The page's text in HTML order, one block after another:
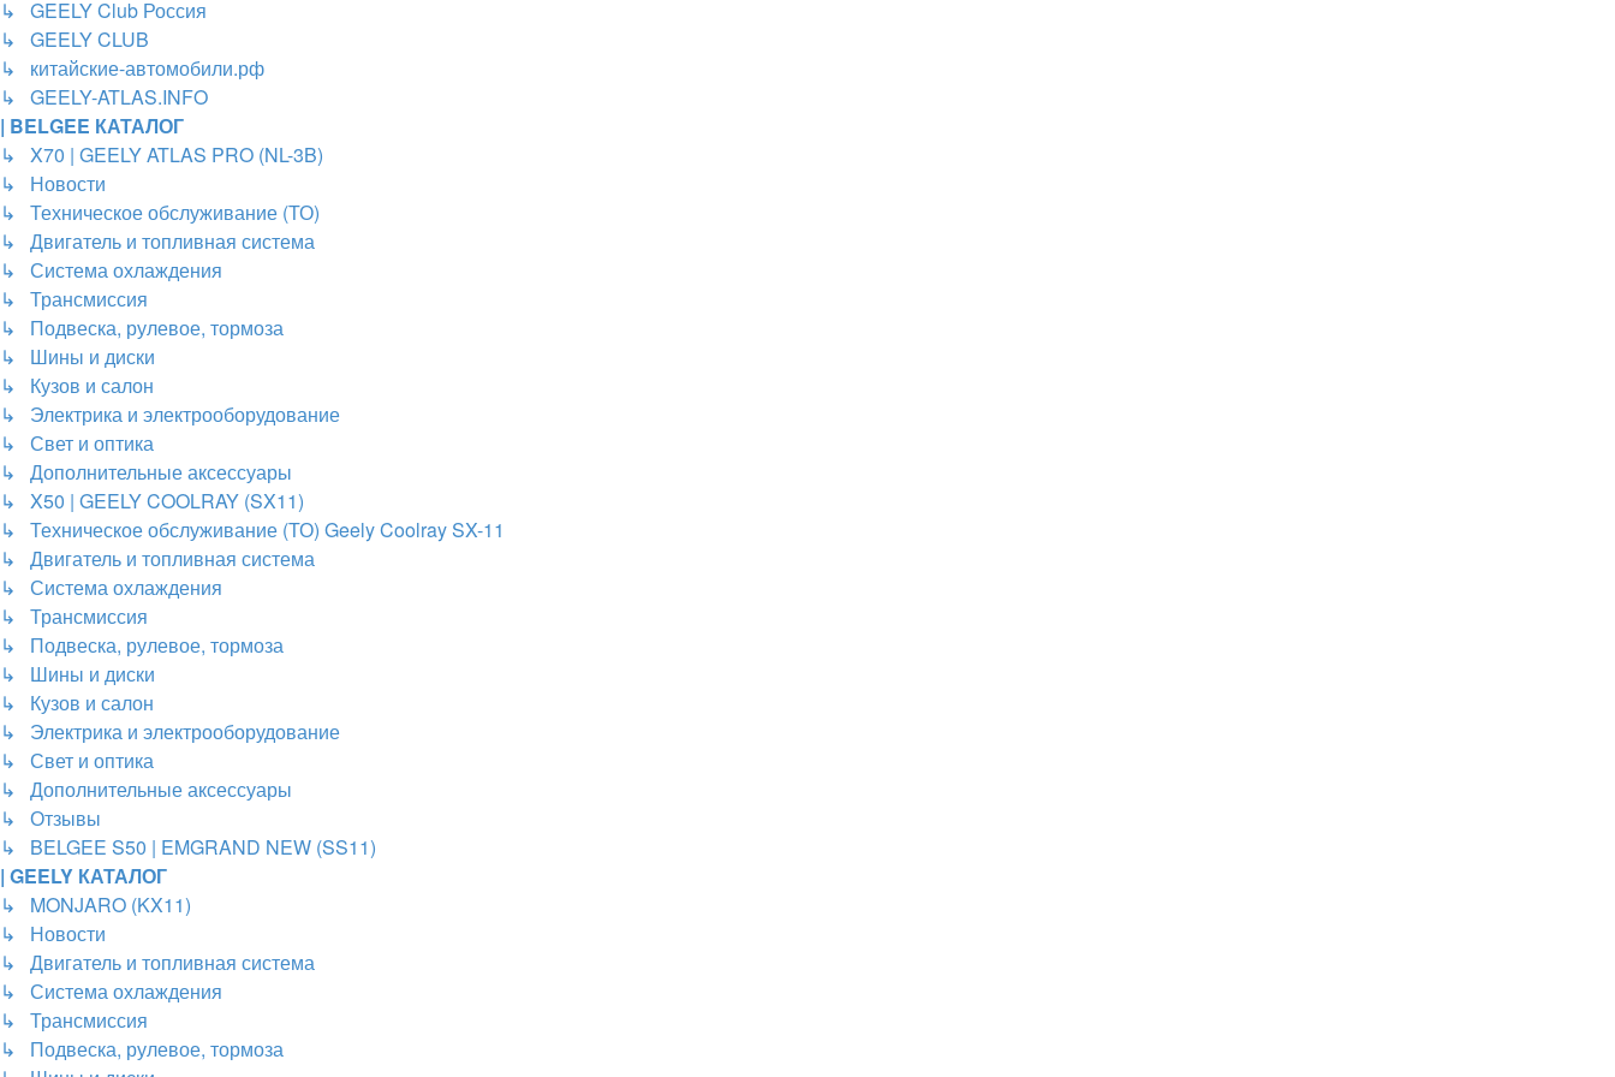
↳ GEELY Club Россия
↳ GEELY CLUB
↳ китайские-автомобили.рф
↳ GEELY-ATLAS.INFO
| BELGEE КАТАЛОГ
↳ X70 | GEELY ATLAS PRO (NL-3B)
↳ Новости
↳ Техническое обслуживание (ТО)
↳ Двигатель и топливная система
↳ Система охлаждения
↳ Трансмиссия
↳ Подвеска, рулевое, тормоза
↳ Шины и диски
↳ Кузов и салон
↳ Электрика и электрооборудование
↳ Свет и оптика
↳ Дополнительные аксессуары
↳ X50 | GEELY COOLRAY (SX11)
↳ Техническое обслуживание (ТО) Geely Coolray SX-11
↳ Двигатель и топливная система
↳ Система охлаждения
↳ Трансмиссия
↳ Подвеска, рулевое, тормоза
↳ Шины и диски
↳ Кузов и салон
↳ Электрика и электрооборудование
↳ Свет и оптика
↳ Дополнительные аксессуары
↳ Отзывы
↳ BELGEE S50 | EMGRAND NEW (SS11)
| GEELY КАТАЛОГ
↳ MONJARO (KX11)
↳ Новости
↳ Двигатель и топливная система
↳ Система охлаждения
↳ Трансмиссия
↳ Подвеска, рулевое, тормоза